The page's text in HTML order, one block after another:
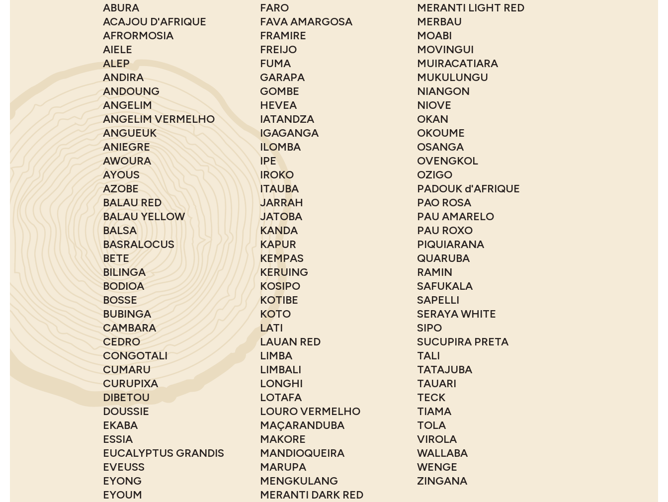
ABURA
ACAJOU D'AFRIQUE
AFRORMOSIA
AIELE
ALEP
ANDIRA
ANDOUNG
ANGELIM
ANGELIM VERMELHO
ANGUEUK
ANIEGRE
AWOURA
AYOUS
AZOBE
BALAU RED
BALAU YELLOW
BALSA
BASRALOCUS
BETE
BILINGA
BODIOA
BOSSE
BUBINGA
CAMBARA
CEDRO
CONGOTALI
CUMARU
CURUPIXA
DIBETOU
DOUSSIE
EKABA
ESSIA
EUCALYPTUS GRANDIS
EVEUSS
EYONG
EYOUM
FARO
FAVA AMARGOSA
FRAMIRE
FREIJO
FUMA
GARAPA
GOMBE
HEVEA
IATANDZA
IGAGANGA
ILOMBA
IPE
IROKO
ITAUBA
JARRAH
JATOBA
KANDA
KAPUR
KEMPAS
KERUING
KOSIPO
KOTIBE
KOTO
LATI
LAUAN RED
LIMBA
LIMBALI
LONGHI
LOTAFA
LOURO VERMELHO
MAÇARANDUBA
MAKORE
MANDIOQUEIRA
MARUPA
MENGKULANG
MERANTI DARK RED
MERANTI LIGHT RED
MERBAU
MOABI
MOVINGUI
MUIRACATIARA
MUKULUNGU
NIANGON
NIOVE
OKAN
OKOUME
OSANGA
OVENGKOL
OZIGO
PADOUK d'AFRIQUE
PAO ROSA
PAU AMARELO
PAU ROXO
PIQUIARANA
QUARUBA
RAMIN
SAFUKALA
SAPELLI
SERAYA WHITE
SIPO
SUCUPIRA PRETA
TALI
TATAJUBA
TAUARI
TECK
TIAMA
TOLA
VIROLA
WALLABA
WENGE
ZINGANA